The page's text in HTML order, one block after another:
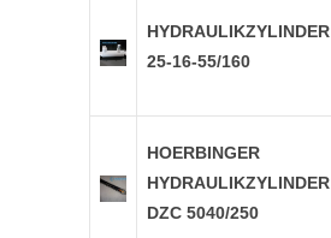
HYDRAULIKZYLINDER
25-16-55/160
HOERBINGER
HYDRAULIKZYLINDER
DZC 5040/250